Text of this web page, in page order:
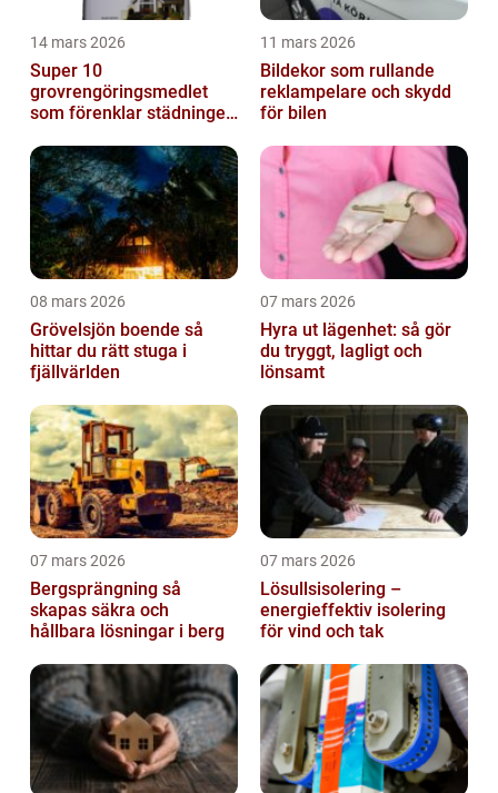
14 mars 2026
Super 10
grovrengöringsmedlet
som förenklar städningen
11 mars 2026
Bildekor som rullande
reklampelare och skydd
för bilen
08 mars 2026
Grövelsjön boende så
hittar du rätt stuga i
fjällvärlden
07 mars 2026
Hyra ut lägenhet: så gör
du tryggt, lagligt och
lönsamt
07 mars 2026
Bergsprängning så
skapas säkra och
hållbara lösningar i berg
07 mars 2026
Lösullsisolering –
energieffektiv isolering
för vind och tak